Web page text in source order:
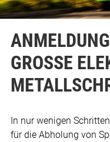
GROSSE
In nur wenigen
für die Abholung von